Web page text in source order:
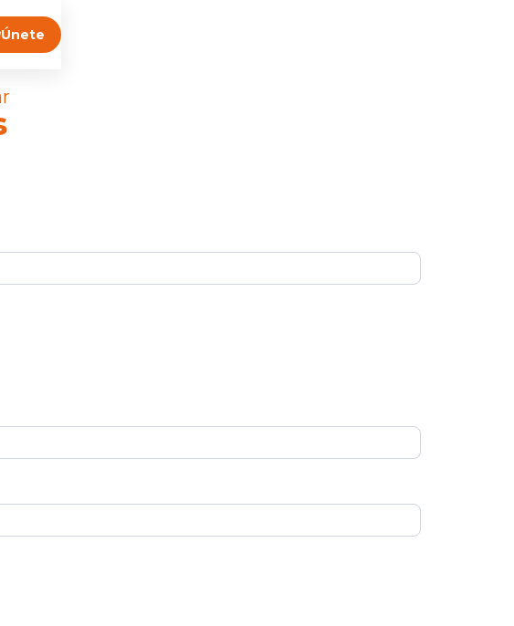
Únete